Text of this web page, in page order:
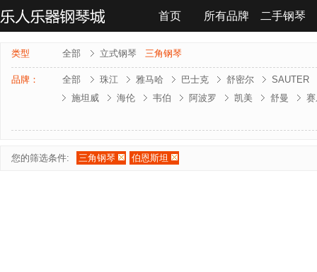
首页 所有品牌 二手钢琴
联系我们
类型 全部 立式钢琴 三角钢琴
品牌： 全部 珠江 雅马哈 巴士克 舒密尔
SAUTER
施坦威
海伦 韦伯 阿波罗 凯美 舒曼
您的筛选条件: 三角钢琴 伯恩斯坦